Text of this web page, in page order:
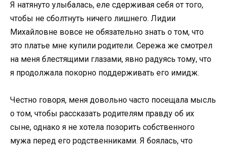
Я натянуто улыбалась, еле сдерживая себя от того,
чтобы не сболтнуть ничего лишнего. Лидии
Михайловне вовсе не обязательно знать о том, что
это платье мне купили родители. Сережа же смотрел
на меня блестящими глазами, явно радуясь тому, что
я продолжала покорно поддерживать его имидж.
Честно говоря, меня довольно часто посещала мысль
о том, чтобы рассказать родителям правду об их
сыне, однако я не хотела позорить собственного
мужа перед его родственниками. Я боялась, что